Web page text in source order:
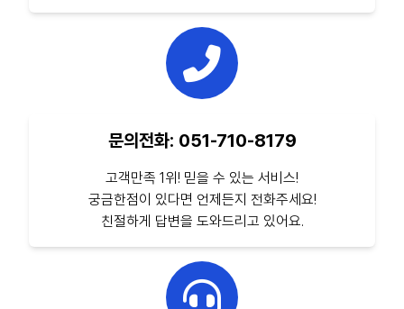
문의전화: 051-710-8179
고객만족 1위! 믿을 수 있는 서비스!
궁금한점이 있다면 언제든지 전화주세요!
친절하게 답변을 도와드리고 있어요.